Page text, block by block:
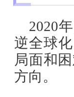
2020
逆全球
局面和
方向。